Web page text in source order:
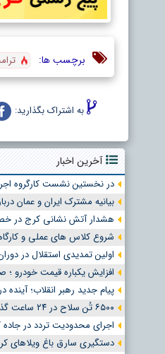
برچسب ها:
به اشتراک بگذارید:
آخرین اخبار
در نخستین نشست کارگروه
بیانیه مشترک ایران و عمان
هشدار آتش نشانی کرج در
شروع کلاس های عملی و
اولین تمدیدی استقلال در
افزایش یکباره قیمت خودرو
پیام جدید رهبر انقلاب؛
۶۵۰۰ تُن سلاح در ۲۴ ساعت گذشته از آمریکا به اسرائیل ارس
اجرای محدودیت تردد در جاده
دستگیری سارق باغ ویلاهای کرج و کشف